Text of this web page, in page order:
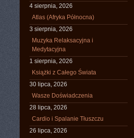
4 sierpnia, 2026
Atlas (Afryka Północna)
3 sierpnia, 2026
Muzyka Relaksacyjna i
Medytacyjna
1 sierpnia, 2026
Książki z Całego Świata
30 lipca, 2026
Wasze Doświadczenia
28 lipca, 2026
Cardio i Spalanie Tłuszczu
26 lipca, 2026